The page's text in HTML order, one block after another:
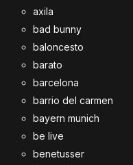
axila
bad bunny
baloncesto
barato
barcelona
barrio del carmen
bayern munich
be live
benetusser